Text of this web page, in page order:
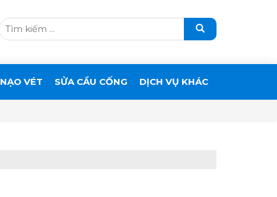
NẠO VÉT SỬA CẦU CỐNG DỊCH VỤ KHÁC